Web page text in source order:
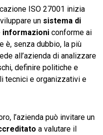
ISO 27001 inizia
un sistema di
informazioni conforme ai
è, senza dubbio, la più
all’azienda di analizzare
definire politiche e
tecnici e organizzativi e
l’azienda può invitare un
a valutare il